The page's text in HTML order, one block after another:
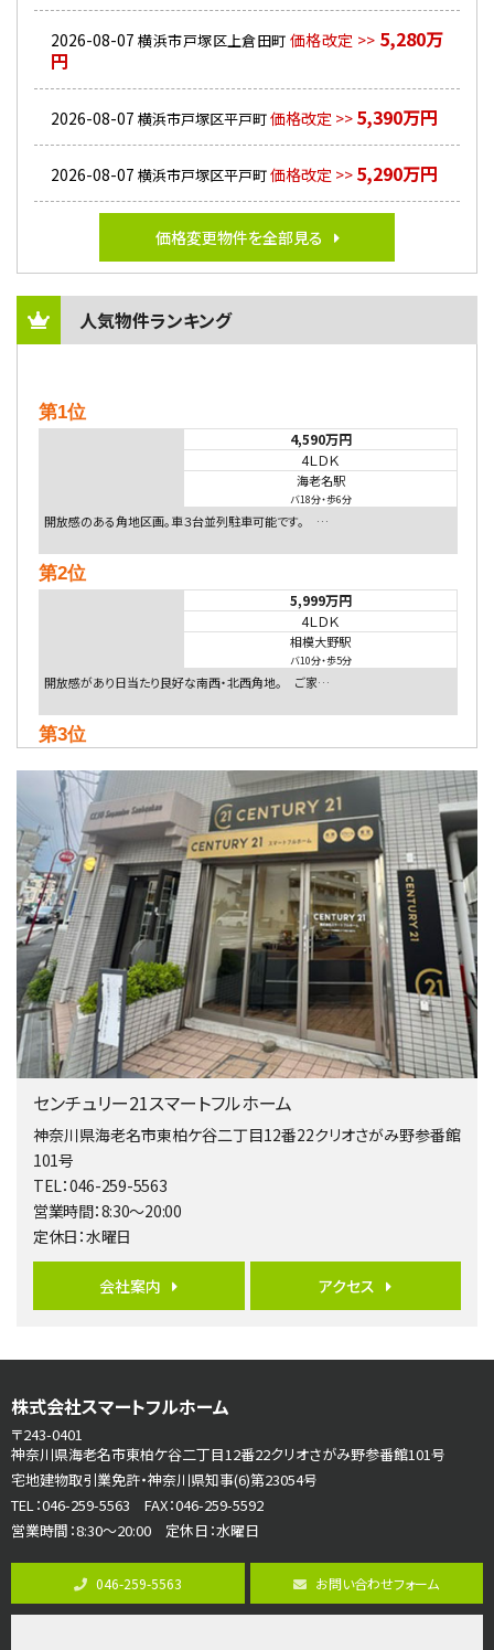
2026-08-07 横浜市戸塚区上倉田町 価格改定 >> 5,280万
円
2026-08-07 横浜市戸塚区平戸町価格改定 >> 5,390万円
2026-08-07 横浜市戸塚区平戸町価格改定 >> 5,290万円
価格変更物件を全部見る
人気物件ランキング
第1位
4,590万円
4ＬＤＫ
海老名駅
バ18分・歩6分
開放感のある角地区画。車３台並列駐車可能です。 …
第2位
5,999万円
4ＬＤＫ
相模大野駅
バ10分・歩5分
開放感があり日当たり良好な南西・北西角地。 ご家…
第3位
4ＬＤＫ
相模大野駅
バ9分・歩4分
２０１５年６月築、積水ハウス施工住宅です。 南東…
第4位
4,080万円
4ＬＤＫ
淵野辺駅
歩17分
南側道路に面しており日当たり良好。 キッチンから…
第5位
3,680万円
バ19分・ 歩8分
開放感があり日当たり良好な南西・北西角地区画。 …
第6位
4ＳＬＤＫ
海老名駅
さがみ野駅
歩17分
ご家族が集まるLDKは１７．５帖とゆとりある広さ…
第8位
3,990万円
4ＬＤＫ
古淵駅
センチュリー21スマートフルホーム
神奈川県海老名市東柏ケ谷二丁目12番22クリオさがみ野参番館
101号
TEL：046-259-5563
営業時間：8:30～20:00
定休日：水曜日
会社案内 アクセス
株式会社スマートフルホーム
〒243-0401
神奈川県海老名市東柏ケ谷二丁目12番22クリオさがみ野参番館101号
宅地建物取引業免許・神奈川県知事(6)第23054号
TEL：046-259-5563 FAX：046-259-5592
営業時間：8:30～20:00 定休日：水曜日
046-259-5563 お問い合わせフォーム